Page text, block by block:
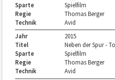
Sparte
Spielfilm
Regie
Thomas Berger
Technik
Avid
Jahr
2015
Titel
Neben der Spur -
Sparte
Spielfilm
Regie
Thomas Berger
Technik
Avid